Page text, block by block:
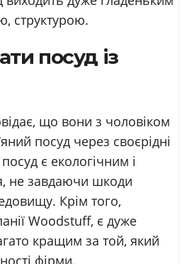
структурою.
посуд із
що вони з чоловіком
посуд через своєрідні
є екологічним і
не завдаючи шкоди
Крім того,
Woodstuff, є дуже
кращим за той, який
фірми.